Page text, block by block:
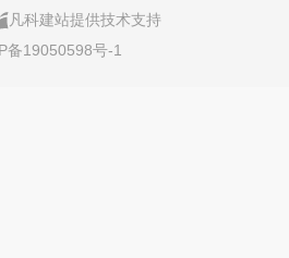
凡科建站提供技术支持
备19050598号-1